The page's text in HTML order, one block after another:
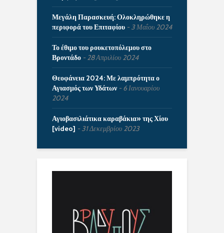
Μεγάλη Παρασκευή: Ολοκληρώθηκε η
περιφορά του Επιταφίου
3 Μαΐου 2024
Το έθιμο του ρουκετοπόλεμου στο
Βροντάδο
28 Απριλίου 2024
Θεοφάνεια 2024: Με λαμπρότητα ο
Αγιασμός των Υδάτων
6 Ιανουαρίου
2024
Αγιοβασιλιάτικα καραβάκια» της Χίου
[video]
31 Δεκεμβρίου 2023